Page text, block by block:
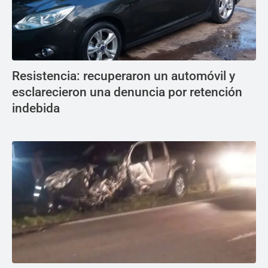
Resistencia: recuperaron un automóvil y
esclarecieron una denuncia por retención
indebida